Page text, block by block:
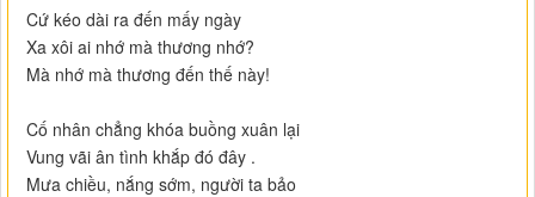
Cứ kéo dài ra đến mấy ngày
Xa xôi ai nhớ mà thương nhớ?
Mà nhớ mà thương đến thế này!
Cố nhân chẳng khóa buồng xuân lại
Vung vãi ân tình khắp đó đây .
Mưa chiều, nắng sớm, người ta bảo